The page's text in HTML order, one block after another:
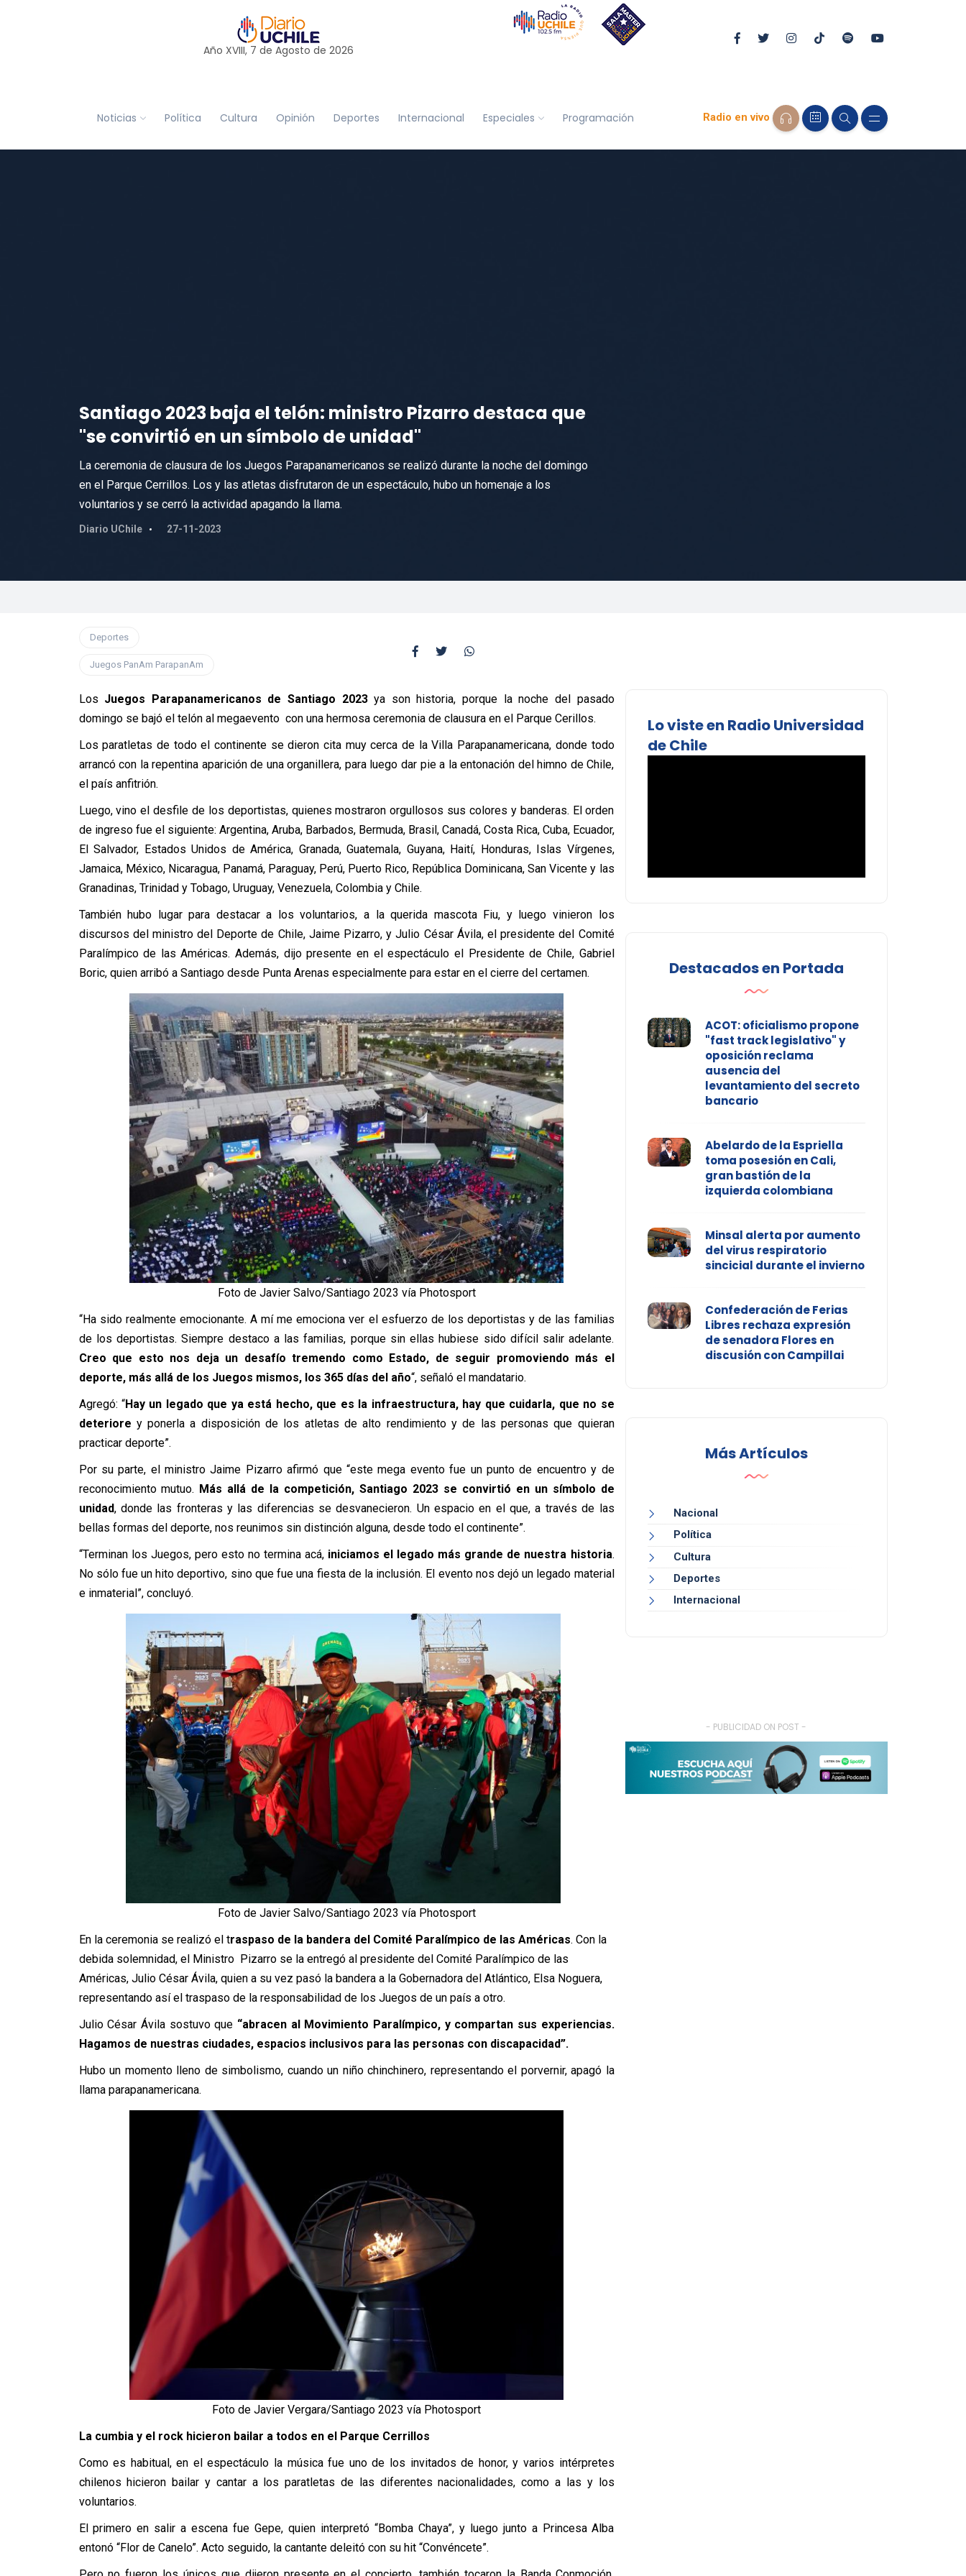
Año XVIII, 7 de Agosto de 2026
Noticias Política Cultura Opinión Deportes Internacional Especiales Programación Radio en vivo
Santiago 2023 baja el telón: ministro Pizarro destaca que
"se convirtió en un símbolo de unidad"
La ceremonia de clausura de los Juegos Parapanamericanos se realizó durante la noche del domingo
en el Parque Cerrillos. Los y las atletas disfrutaron de un espectáculo, hubo un homenaje a los
voluntarios y se cerró la actividad apagando la llama.
Diario UChile 27-11-2023
Deportes
Juegos PanAm ParapanAm
Los Juegos Parapanamericanos de Santiago 2023ya son historia, porque la noche del pasado
domingo se bajó el telón al megaevento con una hermosa ceremonia de clausura en el Parque Cerillos.
Los paratletas de todo el continente se dieron cita muy cerca de la Villa Parapanamericana, donde todo
arrancó con la repentina aparición de una organillera, para luego dar pie a la entonación del himno de Chile,
el país anfitrión.
Luego, vino el desfile de los deportistas, quienes mostraron orgullosos sus colores y banderas. El orden
de ingreso fue el siguiente: Argentina, Aruba, Barbados, Bermuda, Brasil, Canadá, Costa Rica, Cuba, Ecuador,
El Salvador, Estados Unidos de América, Granada, Guatemala, Guyana, Haití, Honduras, Islas Vírgenes,
Jamaica, México, Nicaragua, Panamá, Paraguay, Perú, Puerto Rico, República Dominicana, San Vicente y las
Granadinas, Trinidad y Tobago, Uruguay, Venezuela, Colombia y Chile.
También hubo lugar para destacar a los voluntarios, a la querida mascota Fiu, y luego vinieron los
discursos del ministro del Deporte de Chile, Jaime Pizarro, y Julio César Ávila, el presidente del Comité
Paralímpico de las Américas. Además, dijo presente en el espectáculo el Presidente de Chile, Gabriel
Boric, quien arribó a Santiago desde Punta Arenas especialmente para estar en el cierre del certamen.
Foto de Javier Salvo/Santiago 2023 vía Photosport
“Ha sido realmente emocionante. A mí me emociona ver el esfuerzo de los deportistas y de las familias
de los deportistas. Siempre destaco a las familias, porque sin ellas hubiese sido difícil salir adelante.
Creo que esto nos deja un desafío tremendo como Estado, de seguir promoviendo más el
deporte, más allá de los Juegos mismos, los 365 días del año“, señaló el mandatario.
Agregó: “Hay un legado que ya está hecho, que es la infraestructura, hay que cuidarla, que no se
deteriore y ponerla a disposición de los atletas de alto rendimiento y de las personas que quieran
practicar deporte”.
Por su parte, el ministro Jaime Pizarro afirmó que “este mega evento fue un punto de encuentro y de
reconocimiento mutuo. Más allá de la competición, Santiago 2023 se convirtió en un símbolo de
unidad, donde las fronteras y las diferencias se desvanecieron. Un espacio en el que, a través de las
bellas formas del deporte, nos reunimos sin distinción alguna, desde todo el continente”.
“Terminan los Juegos, pero esto no termina acá,iniciamos el legado más grande de nuestra historia.
No sólo fue un hito deportivo, sino que fue una fiesta de la inclusión. El evento nos dejó un legado material
e inmaterial”, concluyó.
Foto de Javier Salvo/Santiago 2023 vía Photosport
En la ceremonia se realizó el traspaso de la bandera del Comité Paralímpico de las Américas. Con la
debida solemnidad, el Ministro Pizarro se la entregó al presidente del Comité Paralímpico de las
Américas, Julio César Ávila, quien a su vez pasó la bandera a la Gobernadora del Atlántico, Elsa Noguera,
representando así el traspaso de la responsabilidad de los Juegos de un país a otro.
Julio César Ávila sostuvo que “abracen al Movimiento Paralímpico, y compartan sus experiencias.
Hagamos de nuestras ciudades, espacios inclusivos para las personas con discapacidad”.
Hubo un momento lleno de simbolismo, cuando un niño chinchinero, representando el porvernir, apagó la
llama parapanamericana.
Foto de Javier Vergara/Santiago 2023 vía Photosport
La cumbia y el rock hicieron bailar a todos en el Parque Cerrillos
Como es habitual, en el espectáculo la música fue uno de los invitados de honor, y varios intérpretes
chilenos hicieron bailar y cantar a los paratletas de las diferentes nacionalidades, como a las y los
voluntarios.
El primero en salir a escena fue Gepe, quien interpretó “Bomba Chaya”, y luego junto a Princesa Alba
entonó “Flor de Canelo”. Acto seguido, la cantante deleitó con su hit “Convéncete”.
Lo viste en Radio Universidad
de Chile
Destacados en Portada
ACOT: oficialismo propone
"fast track legislativo" y
oposición reclama
ausencia del
levantamiento del secreto
bancario
Abelardo de la Espriella
toma posesión en Cali,
gran bastión de la
izquierda colombiana
Minsal alerta por aumento
del virus respiratorio
sincicial durante el invierno
Confederación de Ferias
Libres rechaza expresión
de senadora Flores en
discusión con Campillai
Más Artículos
Nacional
Política
Cultura
Deportes
Internacional
- PUBLICIDAD ON POST -